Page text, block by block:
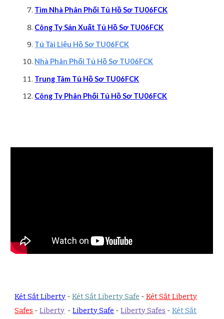
Tìm Nhà Phân Phối Tủ Hồ Sơ TU06FCK
Công Ty Sản Xuất Tủ Hồ Sơ TU06FCK
Tủ Tài Liệu Hồ Sơ TU06FCK
Nhà Phân Phối Tủ Hồ Sơ TU06FCK
Trung Tâm Tủ Hồ Sơ TU06FCK
Công Ty Phân Phối Tủ Hồ Sơ TU06FCK
Két Sắt Liberty -Két Sắt Liberty Safe -Két Sắt Liberty
Safes -Liberty -Liberty Safe -Liberty Safes -Két Sắt